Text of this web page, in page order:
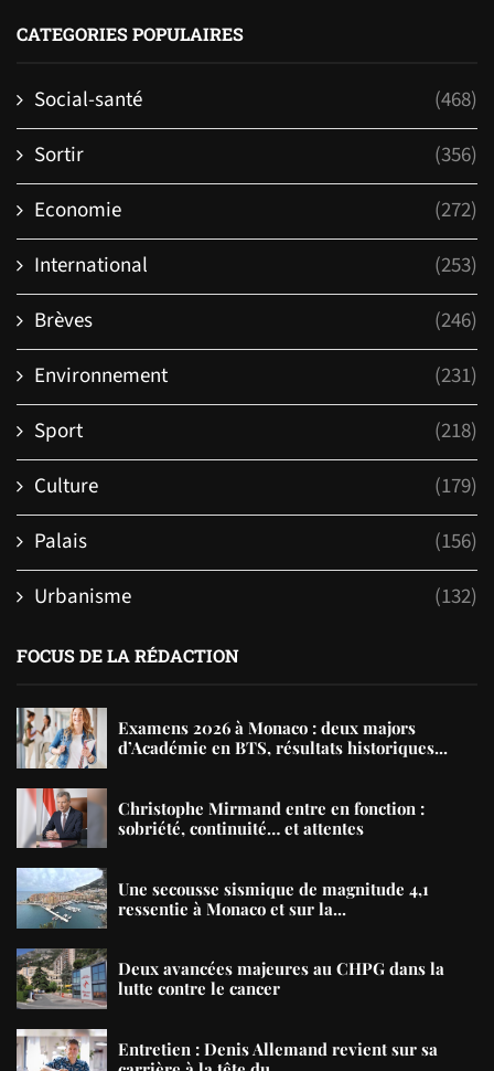
CATEGORIES POPULAIRES
Social-santé
(468)
Sortir
(356)
Economie
(272)
International
(253)
Brèves
(246)
Environnement
(231)
Sport
(218)
Culture
(179)
Palais
(156)
Urbanisme
(132)
FOCUS DE LA RÉDACTION
Examens 2026 à Monaco : deux majors
d’Académie en BTS, résultats historiques...
Christophe Mirmand entre en fonction :
sobriété, continuité… et attentes
Une secousse sismique de magnitude 4,1
ressentie à Monaco et sur la...
Deux avancées majeures au CHPG dans la
lutte contre le cancer
Entretien : Denis Allemand revient sur sa